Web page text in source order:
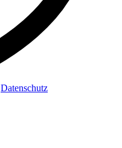
Datenschutz